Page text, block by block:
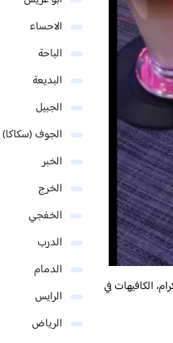
الكافيهات في
الاحساء
الباحة
البديعة
الجبيل
الجوف (سكاكا)
الخبر
الخرج
الخفجي
الدرب
الدمام
الرايس
الرياض